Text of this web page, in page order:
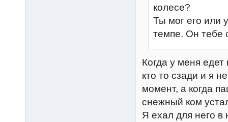
колесе?
Ты мог его или
темпе. Он тебе
Когда у меня
кто то сзади и я
момент, а когда
снежный ком
Я ехал для него в